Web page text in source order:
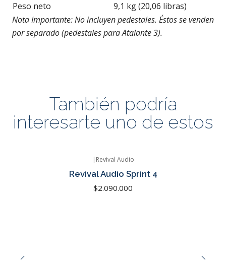
Peso neto
9,1 kg (20,06 libras)
Nota Importante: No incluyen pedestales. Éstos se venden
por separado (pedestales para Atalante 3).
También podría
interesarte uno de estos
| Revival Audio
Revival Audio Sprint 4
$2.090.000